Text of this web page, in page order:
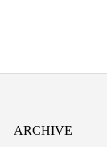
ARCHIVE